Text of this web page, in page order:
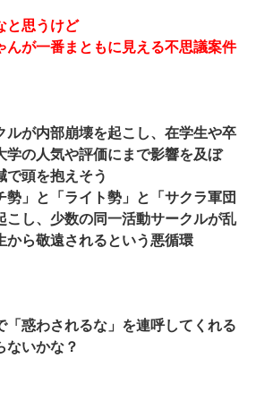
と思うけど
んが一番まともに見える不思議案件
ルが内部崩壊を起こし、在学生や卒
学の人気や評価にまで影響を及ぼ
で頭を抱えそう
勢」と「ライト勢」と「サクラ軍団
こし、少数の同一活動サークルが乱
から敬遠されるという悪循環
「惑わされるな」を連呼してくれる
ないかな？